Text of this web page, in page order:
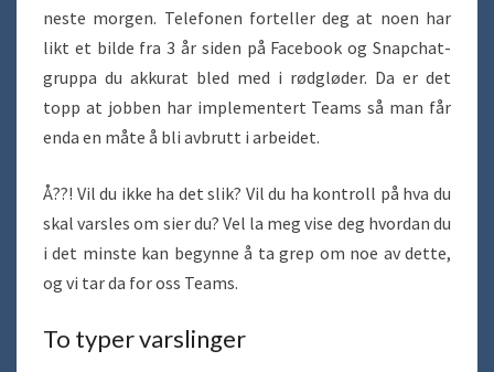
neste morgen. Telefonen forteller deg at noen har
likt et bilde fra 3 år siden på Facebook og Snapchat-
gruppa du akkurat bled med i rødgløder. Da er det
topp at jobben har implementert Teams så man får
enda en måte å bli avbrutt i arbeidet.
Å??! Vil du ikke ha det slik? Vil du ha kontroll på hva du
skal varsles om sier du? Vel la meg vise deg hvordan du
i det minste kan begynne å ta grep om noe av dette,
og vi tar da for oss Teams.
To typer varslinger